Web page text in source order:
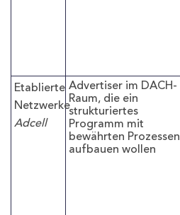
Etablierte
Netzwerke
Adcell
Advertiser im DACH-
Raum, die ein
strukturiertes
Programm mit
bewährten Prozessen
aufbauen wollen